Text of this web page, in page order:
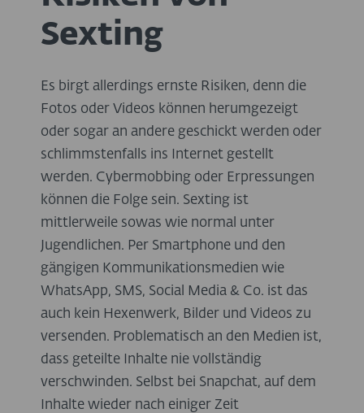
Sexting
Es birgt allerdings ernste Risiken, denn die
Fotos oder Videos können herumgezeigt
oder sogar an andere geschickt werden oder
schlimmstenfalls ins Internet gestellt
werden. Cybermobbing oder Erpressungen
können die Folge sein. Sexting ist
mittlerweile sowas wie normal unter
Jugendlichen. Per Smartphone und den
gängigen Kommunikationsmedien wie
WhatsApp, SMS, Social Media & Co. ist das
auch kein Hexenwerk, Bilder und Videos zu
versenden. Problematisch an den Medien ist,
dass geteilte Inhalte nie vollständig
verschwinden. Selbst bei Snapchat, auf dem
Inhalte wieder nach einiger Zeit